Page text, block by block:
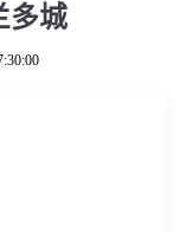
多城